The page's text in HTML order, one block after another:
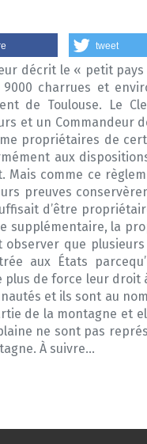
tweet
décrit le « petit
charrues et
de Toulouse. Le
et un Commandeur
propriétaires de
aux
Mais comme ce
preuves
d’être
supplémentaire, la
observer que
aux États
de force leur droit
et ils sont au
de la montagne et
ne sont pas
À suivre…